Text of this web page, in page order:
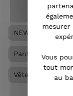
NEW
Pantalon fluide
Vêtements femme
Vous
tout
au